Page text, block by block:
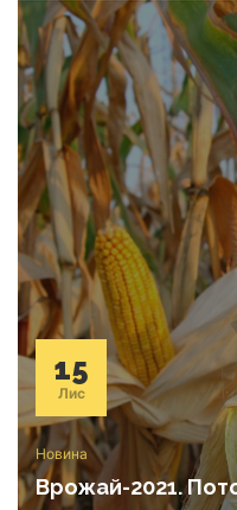
15
Лис
Новина
Врожай-2021.